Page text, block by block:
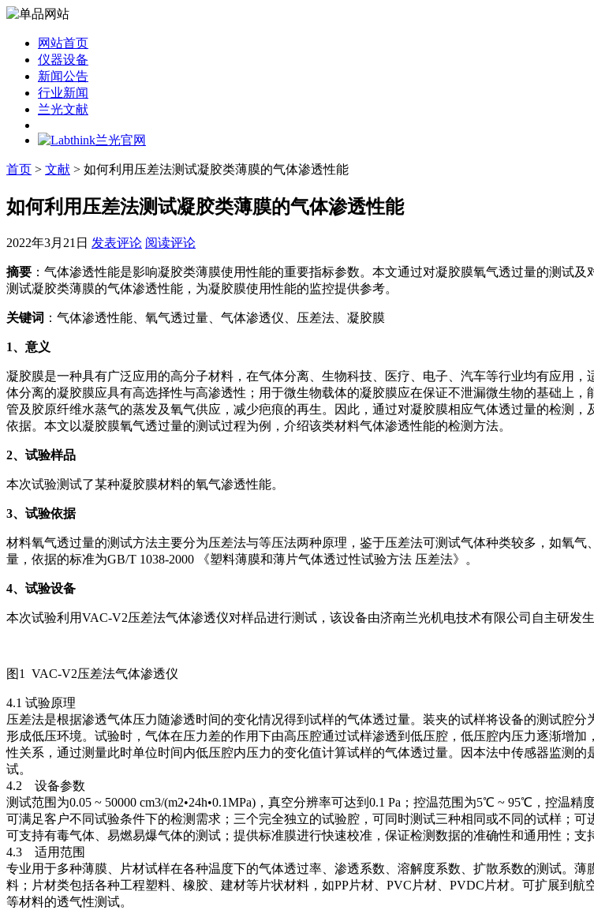
网站首页
仪器设备
新闻公告
行业新闻
兰光文献
首页 > 文献 > 如何利用压差法测试凝胶类薄膜的气体渗透性能
如何利用压差法测试凝胶类薄膜的气体渗透性能
2022年3月21日 发表评论 阅读评论
摘要 ：气体渗透性能是影响凝胶类薄膜使用性能的重要指标参数。本文通过对凝胶膜氧气透过量的测试
测试凝胶类薄膜的气体渗透性能，为凝胶膜使用性能的监控提供参考。
关键词 ：气体渗透性能、氧气透过量、气体渗透仪、压差法、凝胶膜
1、意义
凝胶膜是一种具有广泛应用的高分子材料，在气体分离、生物科技、医疗、电子、汽车等行业均有应用
体分离的凝胶膜应具有高选择性与高渗透性；用于微生物载体的凝胶膜应在保证不泄漏微生物的基础上
管及胶原纤维水蒸气的蒸发及氧气供应，减少疤痕的再生。因此，通过对凝胶膜相应气体透过量的检测
依据。本文以凝胶膜氧气透过量的测试过程为例，介绍该类材料气体渗透性能的检测方法。
2、试验样品
本次试验测试了某种凝胶膜材料的氧气渗透性能。
3、试验依据
材料氧气透过量的测试方法主要分为压差法与等压法两种原理，鉴于压差法可测试气体种类较多，如氧
量，依据的标准为GB/T 1038-2000 《塑料薄膜和薄片气体透过性试验方法 压差法》。
4、试验设备
本次试验利用VAC-V2压差法气体渗透仪对样品进行测试，该设备由济南兰光机电技术有限公司自主研发生
图1 VAC-V2压差法气体渗透仪
4.1 试验原理
压差法是根据渗透气体压力随渗透时间的变化情况得到试样的气体透过量。装夹的试样将设备的测试腔
形成低压环境。试验时，气体在压力差的作用下由高压腔通过试样渗透到低压腔，低压腔内压力逐渐增
性关系，通过测量此时单位时间内低压腔内压力的变化值计算试样的气体透过量。因本法中传感器监测
试。
4.2 设备参数
测试范围为0.05 ~ 50000 cm3/(m2•24h•0.1MPa)，真空分辨率可达到0.1 Pa；控温范围为5℃ ~ 95℃，控温
可满足客户不同试验条件下的检测需求；三个完全独立的试验腔，可同时测试三种相同或不同的试样；
可支持有毒气体、易燃易爆气体的测试；提供标准膜进行快速校准，保证检测数据的准确性和通用性；支
4.3 适用范围
专业用于多种薄膜、片材试样在各种温度下的气体透过率、渗透系数、溶解度系数、扩散系数的测试。
料；片材类包括各种工程塑料、橡胶、建材等片状材料，如PP片材、PVC片材、PVDC片材。可扩展到
等材料的透气性测试。